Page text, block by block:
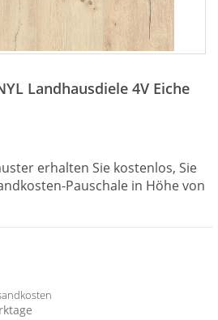
Landhausdiele 4V Eiche
erhalten Sie kostenlos, Sie
Pauschale in Höhe von